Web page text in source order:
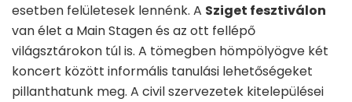
esetben felületesek lennénk. A Sziget fesztiválon
van élet a Main Stagen és az ott fellépő
világsztárokon túl is. A tömegben hömpölyögve két
koncert között informális tanulási lehetőségeket
pillanthatunk meg. A civil szervezetek kitelepülései